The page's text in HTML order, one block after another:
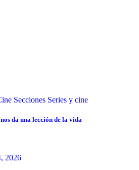
Secciones Series y cine
da una lección de la vida
2026